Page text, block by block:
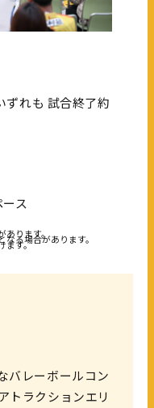
ずれも 試合終了約
ス
あります。
る場合があります。
ます。
バレーボールコン
トラクションエリ